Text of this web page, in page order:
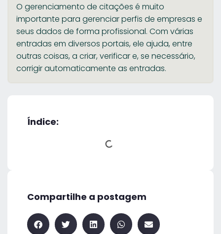
O gerenciamento de citações é muito
importante para gerenciar perfis de empresas e
seus dados de forma profissional. Com várias
entradas em diversos portais, ele ajuda, entre
outras coisas, a criar, verificar e, se necessário,
corrigir automaticamente as entradas.
Índice:
Compartilhe a postagem